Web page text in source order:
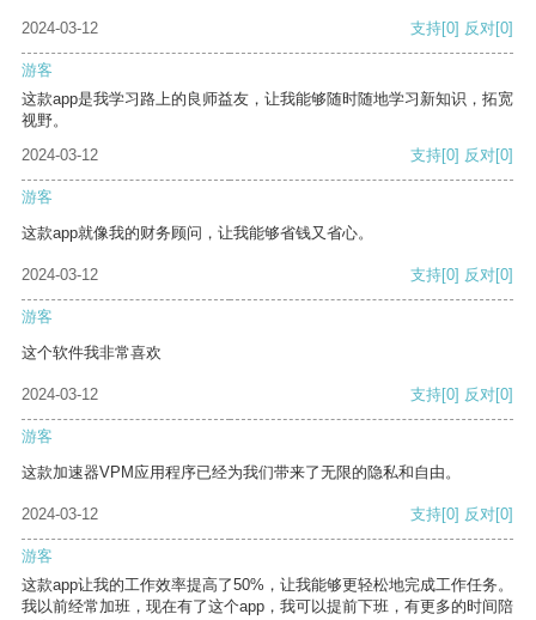
2024-03-12 支持[0] 反对[0]
游客
这款app是我学习路上的良师益友，让我能够随时随地学习新知识，拓宽
视野。
2024-03-12
支持[0] 反对[0]
游客
这款app就像我的财务顾问，让我能够省钱又省心。
2024-03-12 支持[0] 反对[0]
游客
这个软件我非常喜欢
2024-03-12 支持[0] 反对[0]
游客
这款加速器VPM应用程序已经为我们带来了无限的隐私和自由。
2024-03-12 支持[0] 反对[0]
游客
这款app让我的工作效率提高了50%，让我能够更轻松地完成工作任务。
我以前经常加班，现在有了这个app，我可以提前下班，有更多的时间陪